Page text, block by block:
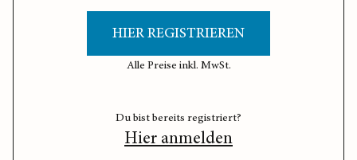
HIER REGISTRIEREN
Alle Preise inkl. MwSt.
Du bist bereits registriert?
Hier anmelden